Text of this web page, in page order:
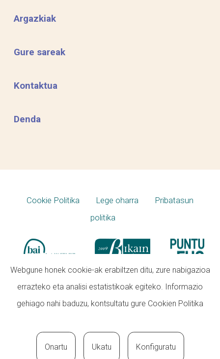
Argazkiak
Gure sareak
Kontaktua
Denda
Cookie Politika Lege oharra
Pribatasun
politika
Webgune honek cookie-ak erabiltzen ditu, zure nabigazioa
errazteko eta analisi estatistikoak egiteko. Informazio
gehiago nahi baduzu, kontsultatu gure Cookien Politika
Onartu Ukatu Konfiguratu